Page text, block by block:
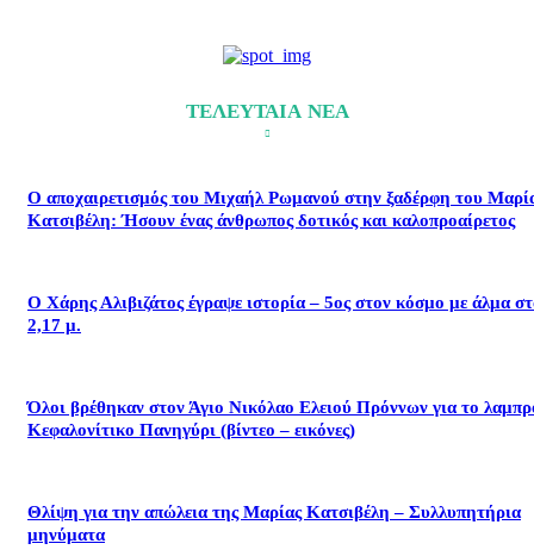
ΤΕΛΕΥΤΑΙΑ ΝΕΑ
Ο αποχαιρετισμός του Μιχαήλ Ρωμανού στην ξαδέρφη του
Κατσιβέλη: Ήσουν ένας άνθρωπος δοτικός και καλοπροαίρετος
Ο Χάρης Αλιβιζάτος έγραψε ιστορία – 5ος στον κόσμο με άλμα
2,17 μ.
Όλοι βρέθηκαν στον Άγιο Νικόλαο Ελειού Πρόννων για το
Κεφαλονίτικο Πανηγύρι (βίντεο – εικόνες)
Θλίψη για την απώλεια της Μαρίας Κατσιβέλη – Συλλυπητήρια
μηνύματα